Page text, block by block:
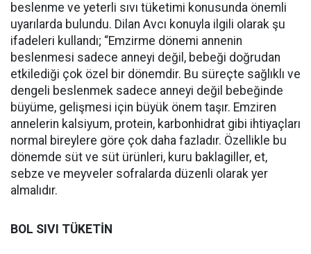
beslenme ve yeterli sıvı tüketimi konusunda önemli
uyarılarda bulundu. Dilan Avcı konuyla ilgili olarak şu
ifadeleri kullandı; “Emzirme dönemi annenin
beslenmesi sadece anneyi değil, bebeği doğrudan
etkilediği çok özel bir dönemdir. Bu süreçte sağlıklı ve
dengeli beslenmek sadece anneyi değil bebeğinde
büyüme, gelişmesi için büyük önem taşır. Emziren
annelerin kalsiyum, protein, karbonhidrat gibi ihtiyaçları
normal bireylere göre çok daha fazladır. Özellikle bu
dönemde süt ve süt ürünleri, kuru baklagiller, et,
sebze ve meyveler sofralarda düzenli olarak yer
almalıdır.
BOL SIVI TÜKETİN